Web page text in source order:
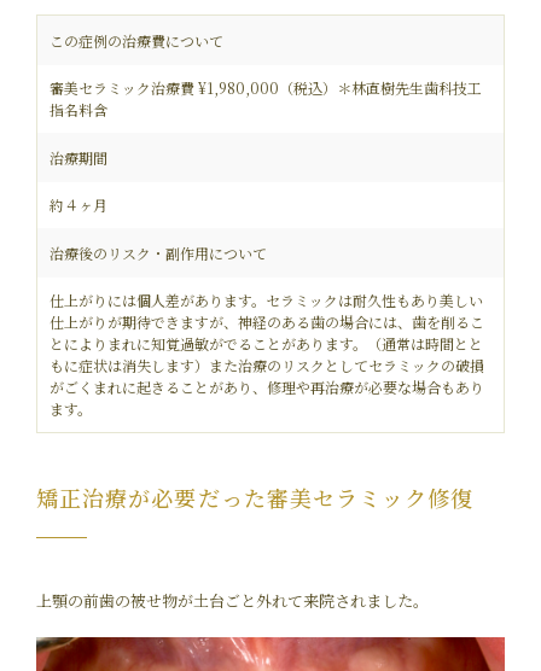
この症例の治療費について
審美セラミック治療費 ¥1,980,000（税込）＊林直樹先生歯科技工
指名料含
治療期間
約４ヶ月
治療後のリスク・副作用について
仕上がりには個人差があります。セラミックは耐久性もあり美しい
仕上がりが期待できますが、神経のある歯の場合には、歯を削るこ
とによりまれに知覚過敏がでることがあります。（通常は時間とと
もに症状は消失します）また治療のリスクとしてセラミックの破損
がごくまれに起きることがあり、修理や再治療が必要な場合もあり
ます。
矯正治療が必要だった審美セラミック修復
上顎の前歯の被せ物が土台ごと外れて来院されました。